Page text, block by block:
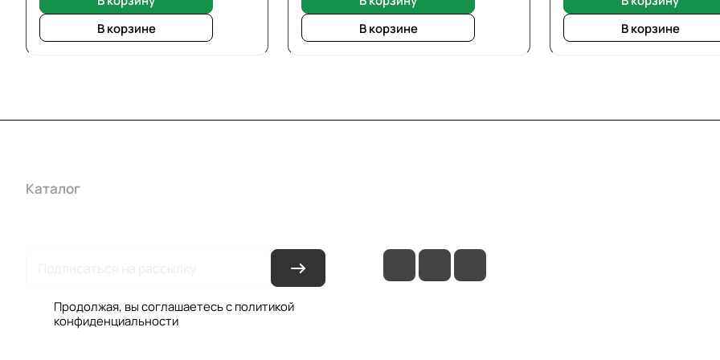
В корзине
В корзине
В корзине
Каталог
Продолжая, вы соглашаетесь с политикой
конфиденциальности